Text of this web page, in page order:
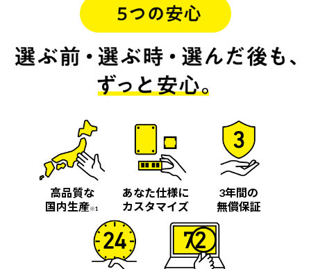
高品質な
国内生産※1
あなた仕様に
カスタマイズ
3年間の
無償保証